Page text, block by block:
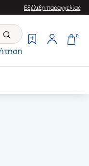
Εξέλιξη παραγγελίας
0